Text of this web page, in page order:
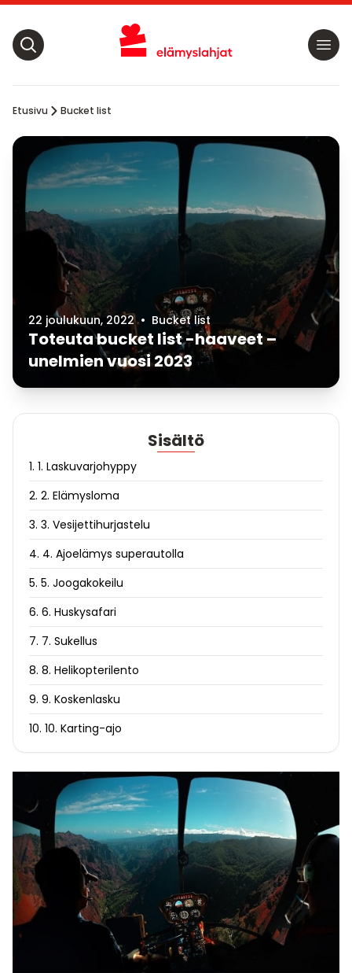
Etusivu Bucket list
22 joulukuun, 2022 • Bucket list
Toteuta bucket list -haaveet –
unelmien vuosi 2023
Sisältö
1. 1. Laskuvarjohyppy
2. 2. Elämysloma
3. 3. Vesijettihurjastelu
4. 4. Ajoelämys superautolla
5. 5. Joogakokeilu
6. 6. Huskysafari
7. 7. Sukellus
8. 8. Helikopterilento
9. 9. Koskenlasku
10. 10. Karting-ajo